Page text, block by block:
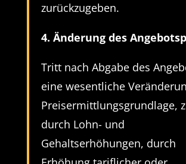
zurückzugeben.
4. Änderung des
Tritt nach Abgabe des
eine wesentliche
Preisermittlungsgrundlage,
durch Lohn- und
Gehaltserhöhungen, durch